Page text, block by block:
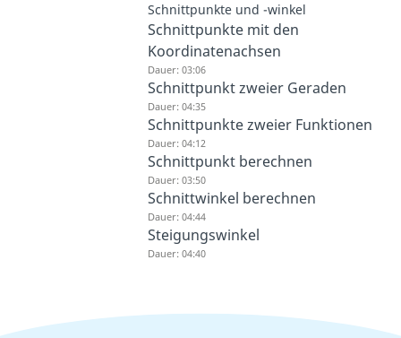
Schnittpunkte und -winkel
Schnittpunkte mit den
Koordinatenachsen
Dauer: 03:06
Schnittpunkt zweier Geraden
Dauer: 04:35
Schnittpunkte zweier Funktionen
Dauer: 04:12
Schnittpunkt berechnen
Dauer: 03:50
Schnittwinkel berechnen
Dauer: 04:44
Steigungswinkel
Dauer: 04:40